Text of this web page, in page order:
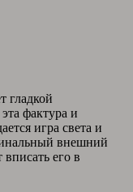
гладкой
фактура и
игра света и
внешний
его в